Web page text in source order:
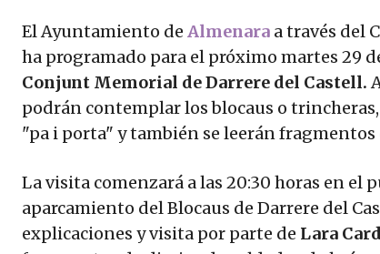
El Ayuntamiento de Almenara a través del
ha programado para el próximo martes 29
Conjunt Memorial de Darrere del Castell.
podrán contemplar los blocaus o
"pa i porta" y también se leerán fragmentos
La visita comenzará a las 20:30 horas en el
aparcamiento del Blocaus de Darrere del
explicaciones y visita por parte de Lara